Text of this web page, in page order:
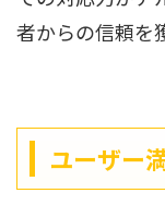
者からの信頼を
ユーザー